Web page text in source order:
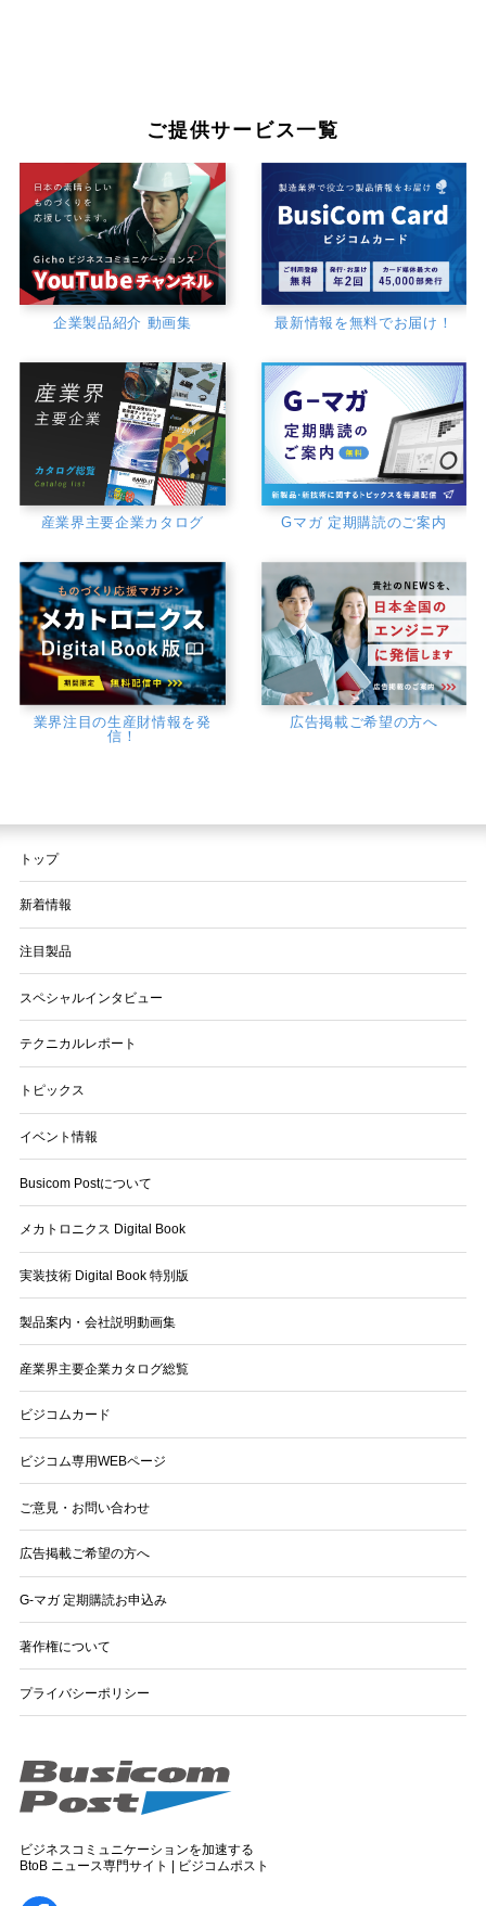
ご提供サービス一覧
企業製品紹介 動画集 最新情報を無料でお届け！
産業界主要企業カタログ Gマガ 定期購読のご案内
業界注目の生産財情報を発
信！
広告掲載ご希望の方へ
トップ
新着情報
注目製品
スペシャルインタビュー
テクニカルレポート
トピックス
イベント情報
Busicom Postについて
メカトロニクス Digital Book
実装技術 Digital Book 特別版
製品案内・会社説明動画集
産業界主要企業カタログ総覧
ビジコムカード
ビジコム専用WEBページ
ご意見・お問い合わせ
広告掲載ご希望の方へ
G-マガ 定期購読お申込み
著作権について
プライバシーポリシー
ビジネスコミュニケーションを加速する
BtoB ニュース専門サイト | ビジコムポスト